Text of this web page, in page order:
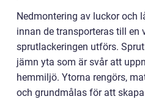
Nedmontering av luckor och
innan de transporteras till en
sprutlackeringen utförs.
jämn yta som är svår att
hemmiljö. Ytorna rengörs,
och grundmålas för att